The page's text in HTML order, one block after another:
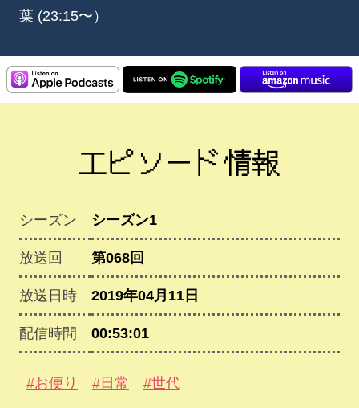
葉 (23:15〜）
エピソード情報
シーズン シーズン1
放送回 第068回
放送日時 2019年04月11日
配信時間 00:53:01
#お便り #日常 #世代